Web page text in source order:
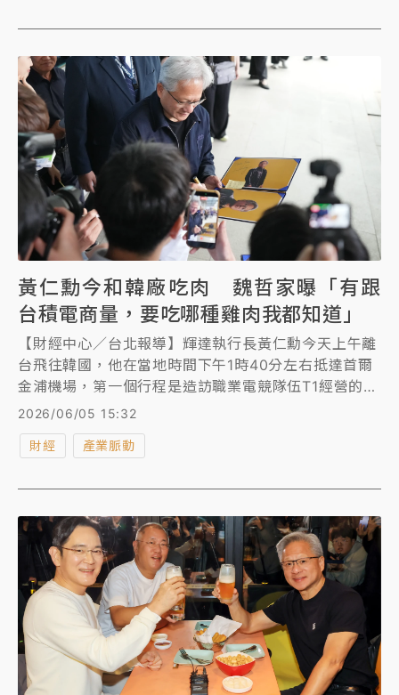
黃仁勳今和韓廠吃肉 魏哲家曝「有跟
台積電商量，要吃哪種雞肉我都知道」
【財經中心／台北報導】輝達執行長黃仁勳今天上午離
台飛往韓國，他在當地時間下午1時40分左右抵達首爾
金浦機場，第一個行程是造訪職業電競隊伍T1經營的網
咖「T1 Base Camp」，與T1隊長「Faker」（李相
肉餐廳Hyungnim Jeoyo，與SK集團會長崔泰源、現
長李海珍共進晚餐。
2026/06/05 15:32
財經 產業脈動